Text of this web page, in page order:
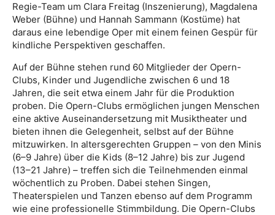
Regie-Team um Clara Freitag (Inszenierung), Magdalena
Weber (Bühne) und Hannah Sammann (Kostüme) hat
daraus eine lebendige Oper mit einem feinen Gespür für
kindliche Perspektiven geschaffen.
Auf der Bühne stehen rund 60 Mitglieder der Opern-
Clubs, Kinder und Jugendliche zwischen 6 und 18
Jahren, die seit etwa einem Jahr für die Produktion
proben. Die Opern-Clubs ermöglichen jungen Menschen
eine aktive Auseinandersetzung mit Musiktheater und
bieten ihnen die Gelegenheit, selbst auf der Bühne
mitzuwirken. In altersgerechten Gruppen – von den Minis
(6–9 Jahre) über die Kids (8–12 Jahre) bis zur Jugend
(13–21 Jahre) – treffen sich die Teilnehmenden einmal
wöchentlich zu Proben. Dabei stehen Singen,
Theaterspielen und Tanzen ebenso auf dem Programm
wie eine professionelle Stimmbildung. Die Opern-Clubs